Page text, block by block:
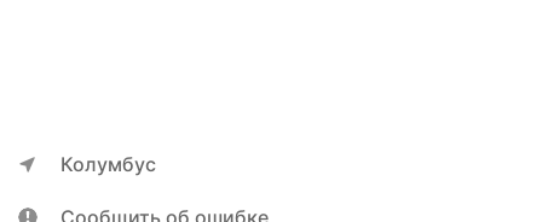
Колумбус
Сообщить об ошибке